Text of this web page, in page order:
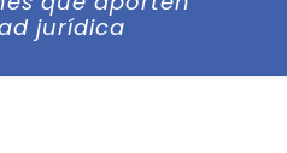
jurídica